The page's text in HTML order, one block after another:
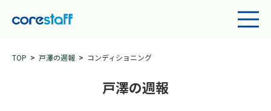
TOP 戸澤の週報 コンディショニング
戸澤の週報